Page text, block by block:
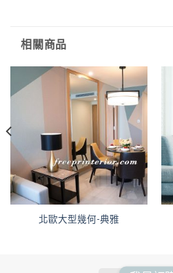
相關商品
北歐大型幾何-典雅